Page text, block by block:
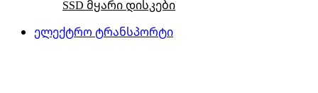
SSD მყარი დისკები
ელექტრო ტრანსპორტი